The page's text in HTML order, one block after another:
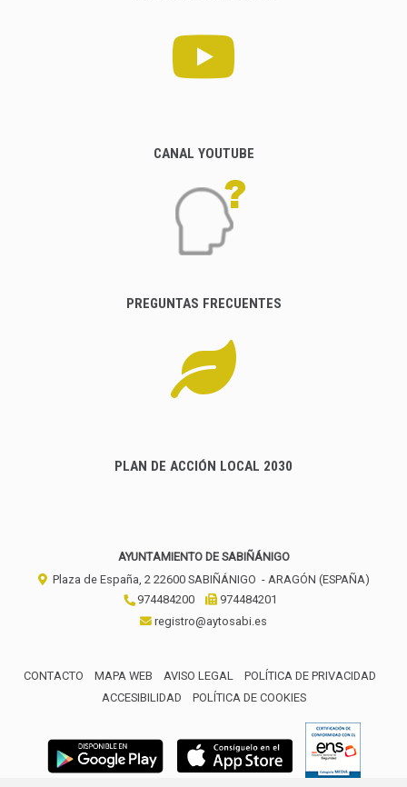
CANAL YOUTUBE
PREGUNTAS FRECUENTES
PLAN DE ACCIÓN LOCAL 2030
AYUNTAMIENTO DE SABIÑÁNIGO
Plaza de España, 2 22600 SABIÑÁNIGO - ARAGÓN (ESPAÑA)
974484200
974484201
registro@aytosabi.es
CONTACTO MAPA WEB AVISO LEGAL
POLÍTICA DE PRIVACIDAD
ACCESIBILIDAD
POLÍTICA DE COOKIES